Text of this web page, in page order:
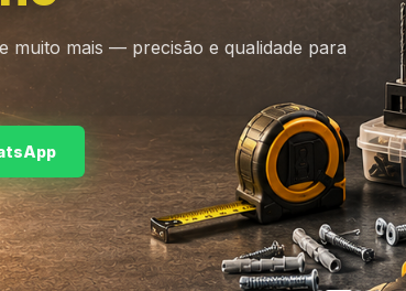
muito mais — precisão e qualidade para